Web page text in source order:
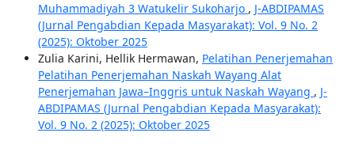
Muhammadiyah 3 Watukelir Sukoharjo , J-ABDIPAMAS
(Jurnal Pengabdian Kepada Masyarakat): Vol. 9 No. 2
(2025): Oktober 2025
Zulia Karini, Hellik Hermawan, Pelatihan Penerjemahan
Pelatihan Penerjemahan Naskah Wayang Alat
Penerjemahan Jawa–Inggris untuk Naskah Wayang , J-
ABDIPAMAS (Jurnal Pengabdian Kepada Masyarakat):
Vol. 9 No. 2 (2025): Oktober 2025